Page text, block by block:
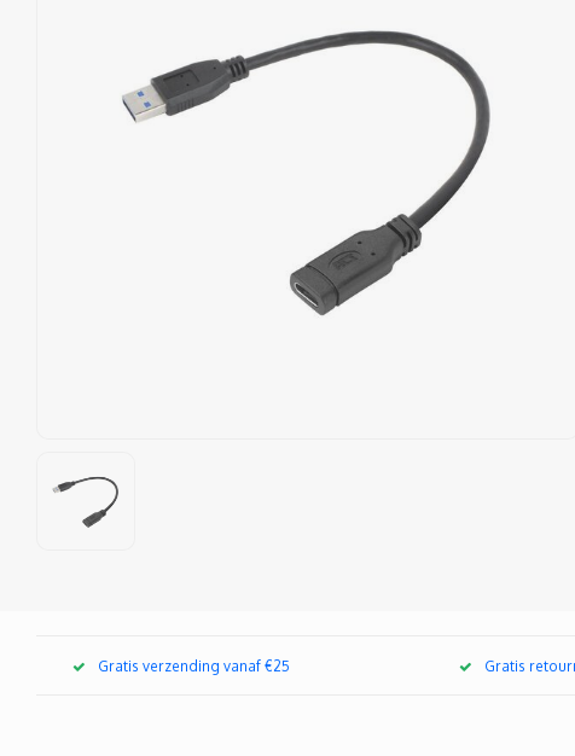
Gratis verzending vanaf €25 Gratis